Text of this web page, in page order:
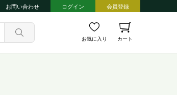
お問い合わせ ログイン 会員登録
お気に入り カート